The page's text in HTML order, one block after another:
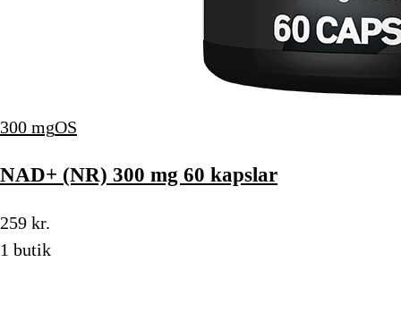
300 mgOS
NAD+ (NR) 300 mg 60 kapslar
259 kr.
1 butik